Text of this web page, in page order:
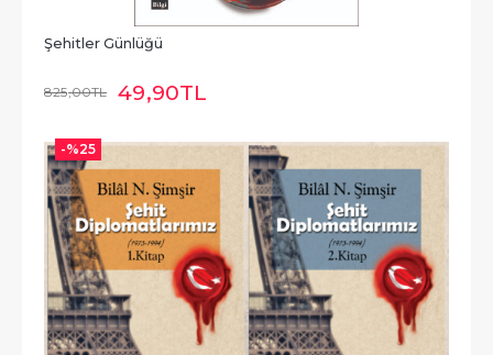
Şehitler Günlüğü
825,00TL 49,90TL
-%25